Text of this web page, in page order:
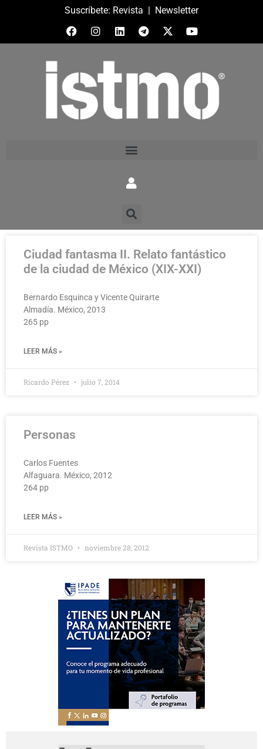
Suscríbete: Revista | Newsletter
Ciudad fantasma II. Relato fantástico
de la ciudad de México (XIX-XXI)
Bernardo Esquinca y Vicente Quirarte
Almadía. México, 2013
265 pp
LEER MÁS »
Ricardo Pérez julio 7, 2014
Personas
Carlos Fuentes
Alfaguara. México, 2012
264 pp
LEER MÁS »
Revista ISTMO noviembre 28, 2012